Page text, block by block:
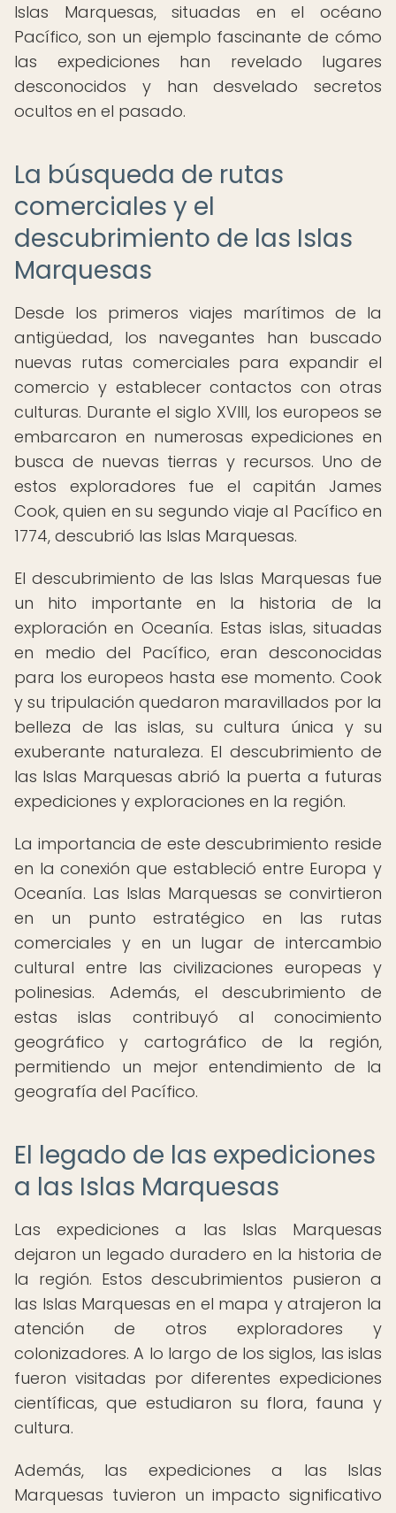
Islas Marquesas, situadas en el océano
Pacífico, son un ejemplo fascinante de cómo
las expediciones han revelado lugares
desconocidos y han desvelado secretos
ocultos en el pasado.
La búsqueda de rutas
comerciales y el
descubrimiento de las Islas
Marquesas
Desde los primeros viajes marítimos de la
antigüedad, los navegantes han buscado
nuevas rutas comerciales para expandir el
comercio y establecer contactos con otras
culturas. Durante el siglo XVIII, los europeos se
embarcaron en numerosas expediciones en
busca de nuevas tierras y recursos. Uno de
estos exploradores fue el capitán James
Cook, quien en su segundo viaje al Pacífico en
1774, descubrió las Islas Marquesas.
El descubrimiento de las Islas Marquesas fue
un hito importante en la historia de la
exploración en Oceanía. Estas islas, situadas
en medio del Pacífico, eran desconocidas
para los europeos hasta ese momento. Cook
y su tripulación quedaron maravillados por la
belleza de las islas, su cultura única y su
exuberante naturaleza. El descubrimiento de
las Islas Marquesas abrió la puerta a futuras
expediciones y exploraciones en la región.
La importancia de este descubrimiento reside
en la conexión que estableció entre Europa y
Oceanía. Las Islas Marquesas se convirtieron
en un punto estratégico en las rutas
comerciales y en un lugar de intercambio
cultural entre las civilizaciones europeas y
polinesias. Además, el descubrimiento de
estas islas contribuyó al conocimiento
geográfico y cartográfico de la región,
permitiendo un mejor entendimiento de la
geografía del Pacífico.
El legado de las expediciones
a las Islas Marquesas
Las expediciones a las Islas Marquesas
dejaron un legado duradero en la historia de
la región. Estos descubrimientos pusieron a
las Islas Marquesas en el mapa y atrajeron la
atención de otros exploradores y
colonizadores. A lo largo de los siglos, las islas
fueron visitadas por diferentes expediciones
científicas, que estudiaron su flora, fauna y
cultura.
Además, las expediciones a las Islas
Marquesas tuvieron un impacto significativo